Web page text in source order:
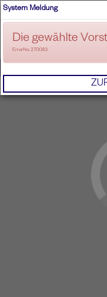
System Meldung
Die gewählte
ErrorNo. 270083